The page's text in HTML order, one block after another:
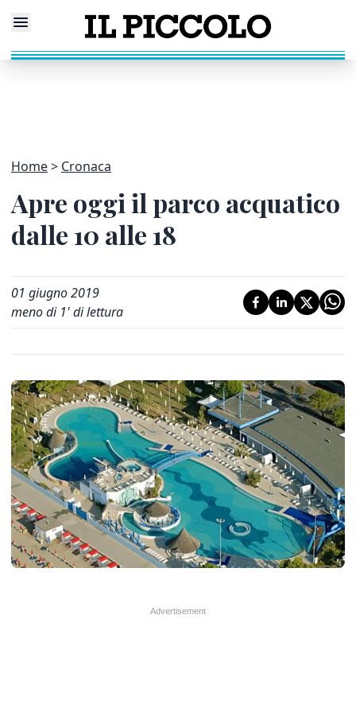
Home Cronaca
Apre oggi il parco acquatico
dalle 10 alle 18
01 giugno 2019
meno di 1' di lettura